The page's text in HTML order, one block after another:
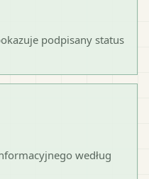
podpisany status
według